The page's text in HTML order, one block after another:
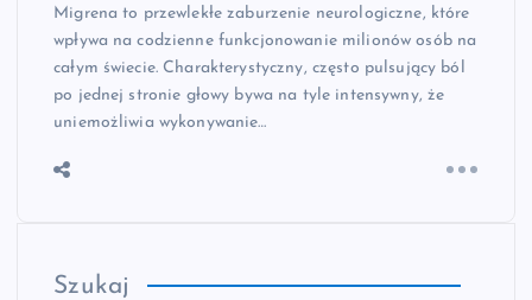
Migrena to przewlekłe zaburzenie neurologiczne, które
wpływa na codzienne funkcjonowanie milionów osób na
całym świecie. Charakterystyczny, często pulsujący ból
po jednej stronie głowy bywa na tyle intensywny, że
uniemożliwia wykonywanie…
Szukaj